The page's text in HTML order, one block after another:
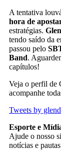
A tentativa
hora de
estratégias.
tendo saído da
passou pelo
Band.
capítulos!
Veja o perfil de
acompanhe
Tweets by
Esporte e
Ajude o nosso
notícias e